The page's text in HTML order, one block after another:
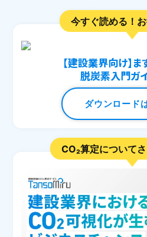
今すぐ読める！
【建設業界向け】ま
脱炭素入門ガ
ダウンロード
CO₂算定について